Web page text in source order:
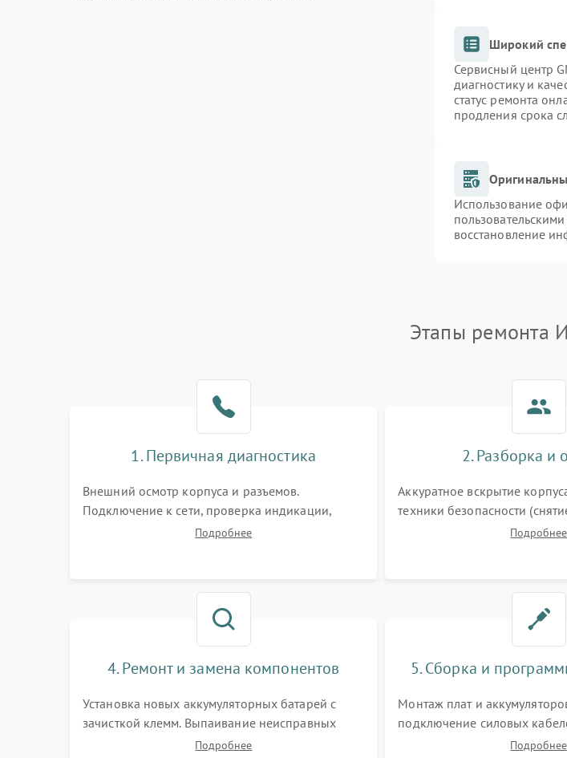
Широкий
Сервисный центр
диагностику и
статус ремонта
продления срока
Использование
восстановление
Этапы ремонта
1. Первичная диагностика
Внешний осмотр корпуса и разъемов.
Подключение к сети, проверка индикации,
звуковых сигналов и кодов ошибок. Измерение
Подробнее
2. Разборка и
Аккуратное вскрытие
техники безопасности
заряда). Очистка плат,Подробнее
4. Ремонт и замена компонентов
Установка новых аккумуляторных батарей с
зачисткой клемм. Выпаивание неисправных
элементов инвертора или цепи зарядки и
Подробнее
5. Сборка и
Монтаж плат и
подключение силовых
ПК для программнойПодробнее